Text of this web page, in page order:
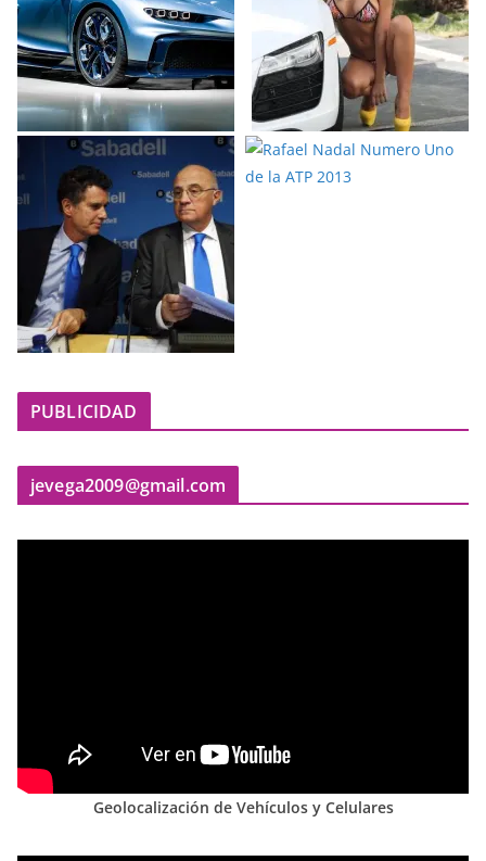
PUBLICIDAD
jevega2009@gmail.com
Geolocalización de Vehículos y Celulares